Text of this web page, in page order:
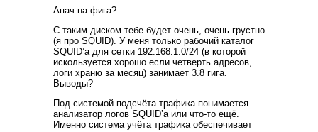
Апач на фига?
С таким диском тебе будет очень, очень грустно
(я про SQUID). У меня только рабочий каталог
SQUID’а для сетки 192.168.1.0/24 (в которой
искользуется хорошо если четверть адресов,
логи храню за месяц) занимает 3.8 гига.
Выводы?
Под системой подсчёта трафика понимается
анализатор логов SQUID’а или что-то ещё.
Именно система учёта трафика обеспечивает